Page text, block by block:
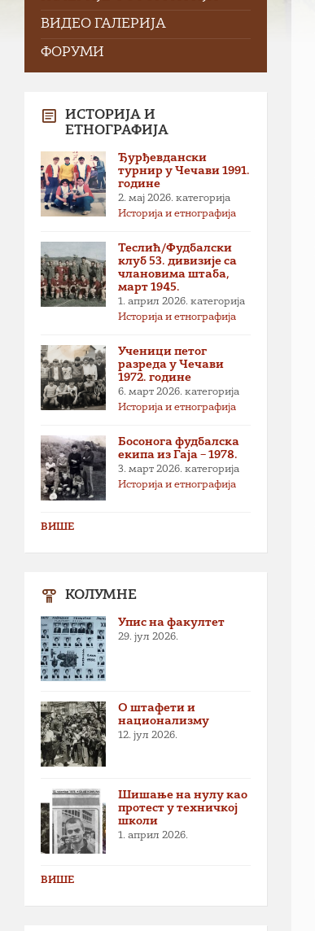
ВИДЕО ГАЛЕРИЈА
ФОРУМИ
ИСТОРИЈА И
ЕТНОГРАФИЈА
Ђурђевдански
турнир у Чечави 1991.
године
2. мај 2026. категорија
Историја и етнографија
Теслић/Фудбалски
клуб 53. дивизије са
члановима штаба,
март 1945.
1. април 2026. категорија
Историја и етнографија
Ученици петог
разреда у Чечави
1972. године
6. март 2026. категорија
Историја и етнографија
Босонога фудбалска
екипа из Гаја – 1978.
3. март 2026. категорија
Историја и етнографија
ВИШЕ
КОЛУМНЕ
Упис на факултет
29. јул 2026.
О штафети и
национализму
12. јул 2026.
Шишање на нулу као
протест у техничкој
школи
1. април 2026.
ВИШЕ